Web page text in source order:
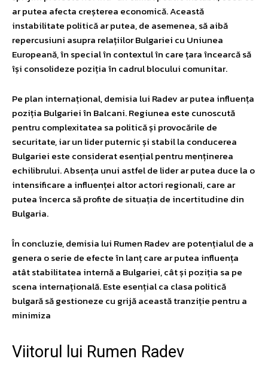
ar putea afecta creșterea economică. Această
instabilitate politică ar putea, de asemenea, să aibă
repercusiuni asupra relațiilor Bulgariei cu Uniunea
Europeană, în special în contextul în care țara încearcă să
își consolideze poziția în cadrul blocului comunitar.
Pe plan internațional, demisia lui Radev ar putea influența
poziția Bulgariei în Balcani. Regiunea este cunoscută
pentru complexitatea sa politică și provocările de
securitate, iar un lider puternic și stabil la conducerea
Bulgariei este considerat esențial pentru menținerea
echilibrului. Absența unui astfel de lider ar putea duce la o
intensificare a influenței altor actori regionali, care ar
putea încerca să profite de situația de incertitudine din
Bulgaria.
În concluzie, demisia lui Rumen Radev are potențialul de a
genera o serie de efecte în lanț care ar putea influența
atât stabilitatea internă a Bulgariei, cât și poziția sa pe
scena internațională. Este esențial ca clasa politică
bulgară să gestioneze cu grijă această tranziție pentru a
minimiza
Viitorul lui Rumen Radev